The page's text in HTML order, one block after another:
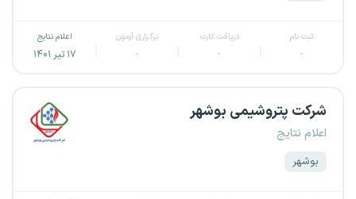
ثبت نام
-
دریافت کارت
-
برگزاری آزمون
-
اعلام نتایج
۱۷ تیر ۱۴۰۱
شرکت پتروشیمی بوشهر
اعلام نتایج
بوشهر